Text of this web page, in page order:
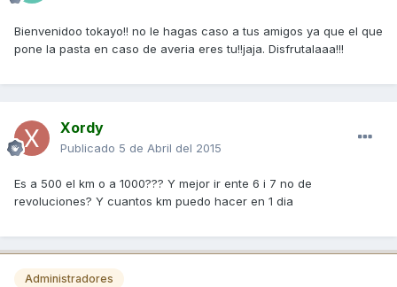
Bienvenidoo tokayo!! no le hagas caso a tus amigos ya que el que
pone la pasta en caso de averia eres tu!!jaja. Disfrutalaaa!!!
Xordy
Publicado 5 de Abril del 2015
Es a 500 el km o a 1000??? Y mejor ir ente 6 i 7 no de
revoluciones? Y cuantos km puedo hacer en 1 dia
Administradores